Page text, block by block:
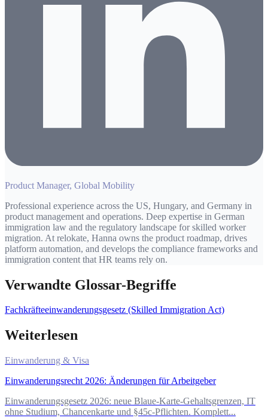
Product Manager, Global Mobility
Professional experience across the US, Hungary, and Germany in
product management and operations. Deep expertise in German
immigration law and the regulatory landscape for skilled worker
migration. At relokate, Hanna owns the product roadmap, drives
platform automation, and develops the compliance frameworks and
immigration content that HR teams rely on.
Verwandte Glossar-Begriffe
Fachkräfteeinwanderungsgesetz (Skilled Immigration Act)
Weiterlesen
Einwanderung & Visa
Einwanderungsrecht 2026: Änderungen für Arbeitgeber
Einwanderungsgesetz 2026: neue Blaue-Karte-Gehaltsgrenzen, IT
ohne Studium, Chancenkarte und §45c-Pflichten. Komplett...